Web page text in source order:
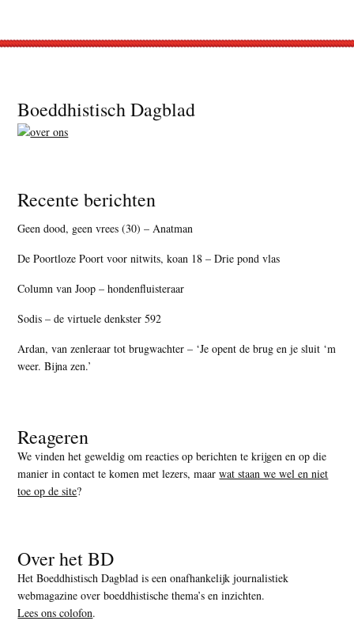
Footer
Boeddhistisch Dagblad
Recente berichten
Geen dood, geen vrees (30) – Anatman
De Poortloze Poort voor nitwits, koan 18 – Drie pond vlas
Column van Joop – hondenfluisteraar
Sodis – de virtuele denkster 592
Ardan, van zenleraar tot brugwachter – ‘Je opent de brug en je sluit ‘m
weer. Bijna zen.’
Reageren
We vinden het geweldig om reacties op berichten te krijgen en op die
manier in contact te komen met lezers, maarwat staan we wel en niet
toe op de site?
Over het BD
Het Boeddhistisch Dagblad is een onafhankelijk journalistiek
webmagazine over boeddhistische thema’s en inzichten.
Lees ons colofon.